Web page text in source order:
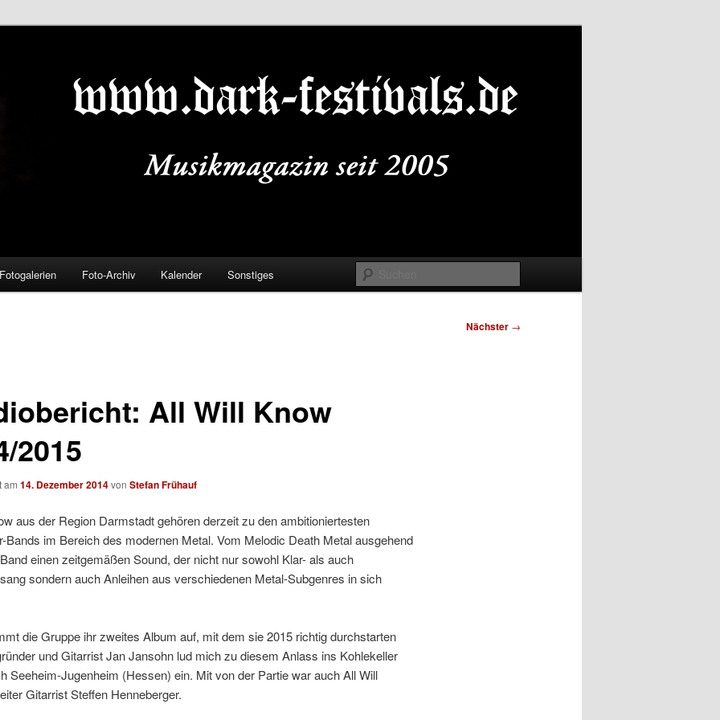
Fotogalerien Foto-Archiv Kalender Sonstiges
Nächster →
All Will Know
2015
am 14. Dezember 2014von Stefan Frühauf
aus der Region Darmstadt gehören derzeit zu den ambitioniertesten
Bands im Bereich des modernen Metal. Vom Melodic Death Metal ausgehend
einen zeitgemäßen Sound, der nicht nur sowohl Klar- als auch
sondern auch Anleihen aus verschiedenen Metal-Subgenres in sich
die Gruppe ihr zweites Album auf, mit dem sie 2015 richtig durchstarten
und Gitarrist Jan Jansohn lud mich zu diesem Anlass ins Kohlekeller
Seeheim-Jugenheim (Hessen) ein. Mit von der Partie war auch All Will
Gitarrist Steffen Henneberger.